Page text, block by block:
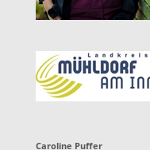
Caroline Puffer